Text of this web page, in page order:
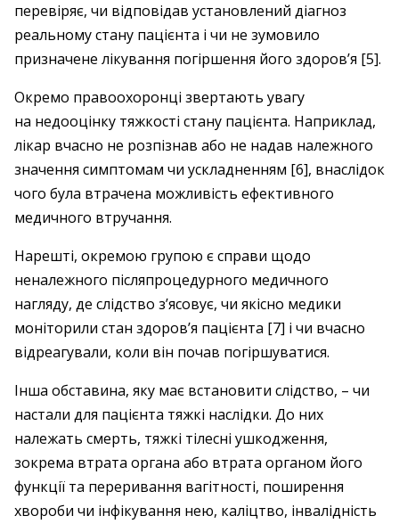
перевіряє, чи відповідав установлений діагноз
реальному стану пацієнта і чи не зумовило
призначене лікування погіршення його здоров’я [5].
Окремо правоохоронці звертають увагу
на недооцінку тяжкості стану пацієнта. Наприклад,
лікар вчасно не розпізнав або не надав належного
значення симптомам чи ускладненням [6], внаслідок
чого була втрачена можливість ефективного
медичного втручання.
Нарешті, окремою групою є справи щодо
неналежного післяпроцедурного медичного
нагляду, де слідство з’ясовує, чи якісно медики
моніторили стан здоров’я пацієнта [7] і чи вчасно
відреагували, коли він почав погіршуватися.
Інша обставина, яку має встановити слідство, – чи
настали для пацієнта тяжкі наслідки. До них
належать смерть, тяжкі тілесні ушкодження,
зокрема втрата органа або втрата органом його
функції та переривання вагітності, поширення
хвороби чи інфікування нею, каліцтво, інвалідність